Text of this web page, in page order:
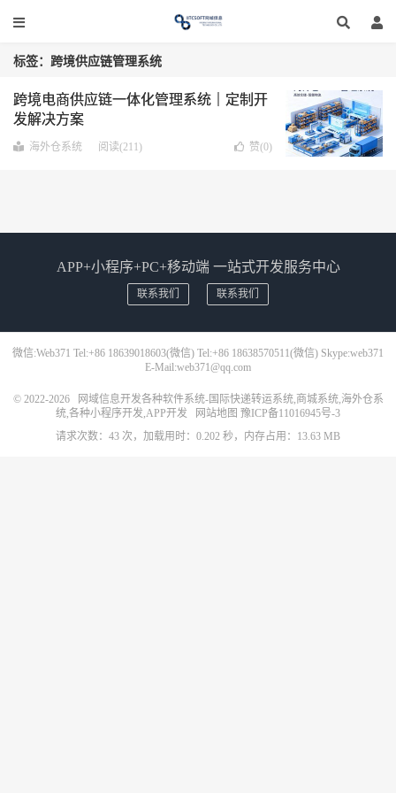
标签：跨境供应链管理系统
跨境电商供应链一体化管理系统｜定制开
发解决方案
海外仓系统 阅读(211) 赞(0)
APP+小程序+PC+移动端 一站式开发服务中心
联系我们 联系我们
微信:Web371 Tel:+86 18639018603(微信) Tel:+86 18638570511(微信) Skype:web371
E-Mail:web371@qq.com
© 2022-2026
网域信息开发各种软件系统-国际快递转运系统,商城系统,海外仓系
统,各种小程序开发,APP开发
网站地图 豫ICP备11016945号-3
请求次数：43 次，加载用时：0.202 秒，内存占用：13.63 MB